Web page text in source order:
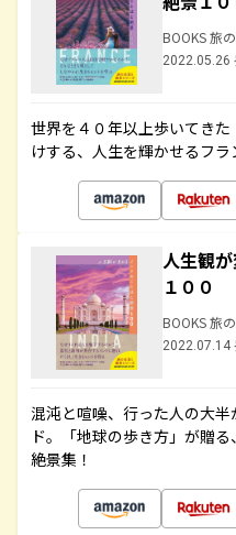
BOOKS 旅
2022.05.26
世界を４０年以上歩いてき
けする、人生を輝かせるフ
人生観
１００
BOOKS 旅
2022.07.14
混沌と喧噪、行った人の大
ド。「地球の歩き方」が贈
絶景集！